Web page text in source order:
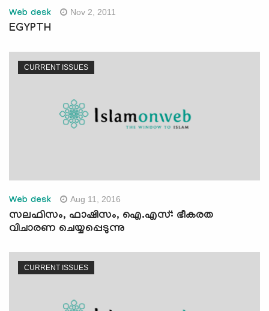
Web desk Nov 2, 2011
EGYPTH
CURRENT ISSUES
Web desk Aug 11, 2016
സലഫിസം, ഫാഷിസം, ഐ.എസ്: ഭീകരത
വിചാരണ ചെയ്യപ്പെടുന്നു
CURRENT ISSUES